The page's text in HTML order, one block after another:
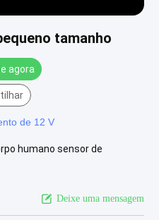
tamanho
agora
de 12 V
humano sensor de
Deixe uma mensagem